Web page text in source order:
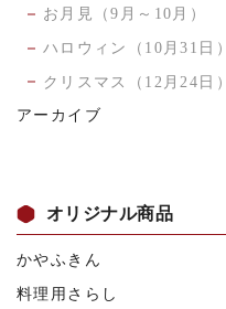
お月見（9月～10月）
ハロウィン（10月31日）
クリスマス（12月24日）
アーカイブ
オリジナル商品
かやふきん
料理用さらし